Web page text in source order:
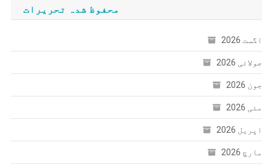
محفوظ شدہ تحریرات
اگست 2026
جولائی 2026
جون 2026
مئی 2026
اپریل 2026
مارچ 2026